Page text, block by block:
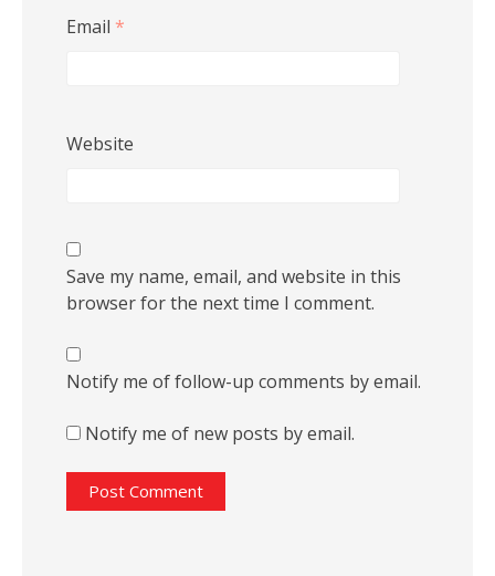
Email *
Website
Save my name, email, and website in this
browser for the next time I comment.
Notify me of follow-up comments by email.
Notify me of new posts by email.